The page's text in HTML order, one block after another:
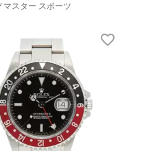
マスター スポーツ